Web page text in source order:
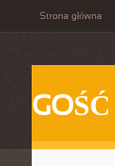
Strona główna
GOŚĆ